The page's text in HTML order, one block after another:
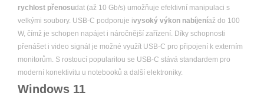
rychlost přenosudat (až 10 Gb/s) umožňuje efektivní manipulaci s
velkými soubory. USB-C podporuje ivysoký výkon nabíjeníaž do 100
W, čímž je schopen napájet i náročnější zařízení. Díky schopnosti
přenášet i video signál je možné využít USB-C pro připojení k externím
monitorům. S rostoucí popularitou se USB-C stává standardem pro
moderní konektivitu u notebooků a další elektroniky.
Windows 11